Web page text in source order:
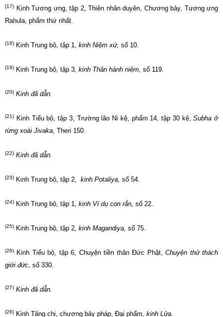
(17)
Kinh Tương ưng, tập 2, Thiên nhân duyên, Chương bảy, Tương ưng
Rahula, phẩm thứ nhất.
(18) Kinh Trung bộ, tập 1, kinh Niệm xứ, số 10.
(19) Kinh Trung bộ, tập 3, kinh Thân hành niệm, số 119.
(20) Kinh đã dẫn.
(21) Kinh Tiểu bộ, tập 3, Trường lão Ni kệ, phẩm 14, tập 30 kệ,Subha ở
rừng xoài Jivaka, Theri 150.
(22) Kinh đã dẫn.
(23) Kinh Trung bộ, tập 2, kinh Potaliya, số 54.
(24) Kinh Trung bộ, tập 1, kinh Ví dụ con rắn, số 22.
(25) Kinh Trung bộ, tập 2, kinh Magandiya, số 75.
(26) Kinh Tiểu bộ, tập 6, Chuyện tiền thân Đức Phật,Chuyện thử thách
giới đức, số 330.
(27) Kinh đã dẫn.
(28) Kinh Tăng chi, chương bảy pháp, Đại phẩm, kinh Lửa.